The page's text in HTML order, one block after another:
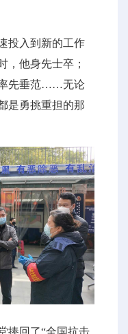
投入到新的工作
，他身先士卒；
先垂范……无论
是勇挑重担的那
捧回了“全国抗击